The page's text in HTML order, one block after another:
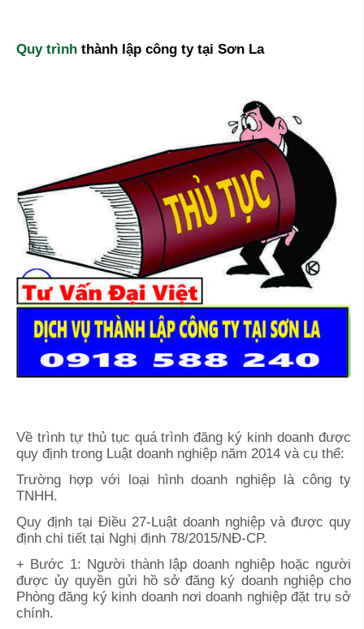
Quy trình thành lập công ty tại Sơn La
Về trình tự thủ tục quá trình đăng ký kinh doanh được
quy định trong Luật doanh nghiệp năm 2014 và cụ thể:
Trường hợp với loại hình doanh nghiệp là công ty
TNHH.
Quy định tại Điều 27-Luật doanh nghiệp và được quy
định chi tiết tại Nghị định 78/2015/NĐ-CP.
+ Bước 1: Người thành lập doanh nghiệp hoặc người
được ủy quyền gửi hồ sở đăng ký doanh nghiệp cho
Phòng đăng ký kinh doanh nơi doanh nghiệp đặt trụ sở
chính.